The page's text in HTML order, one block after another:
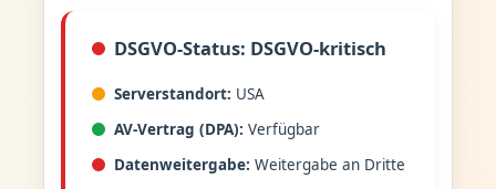
DSGVO-Status: DSGVO-kritisch
Serverstandort: USA
AV-Vertrag (DPA): Verfügbar
Datenweitergabe: Weitergabe an Dritte